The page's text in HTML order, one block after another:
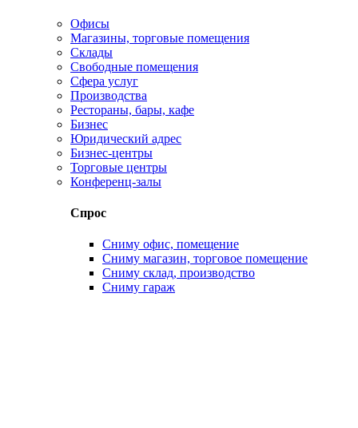
Офисы
Магазины, торговые помещения
Склады
Свободные помещения
Сфера услуг
Производства
Рестораны, бары, кафе
Бизнес
Юридический адрес
Бизнес-центры
Торговые центры
Конференц-залы
Спрос
Сниму офис, помещение
Сниму магазин, торговое помещение
Сниму склад, производство
Сниму гараж